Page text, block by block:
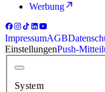
Werbung
ImpressumAGB
EinstellungenPush-
System